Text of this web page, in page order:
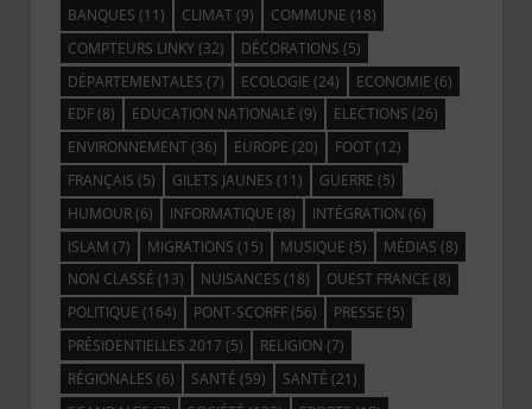
BANQUES (11) CLIMAT (9) COMMUNE (18)
COMPTEURS LINKY (32) DÉCORATIONS (5)
DÉPARTEMENTALES (7) ECOLOGIE (24) ECONOMIE (6)
EDF(8) EDUCATION NATIONALE (9) ELECTIONS (26)
ENVIRONNEMENT (36) EUROPE (20) FOOT (12)
FRANÇAIS (5) GILETS JAUNES (11) GUERRE (5)
HUMOUR(6) INFORMATIQUE (8) INTÉGRATION (6)
ISLAM (7) MIGRATIONS (15) MUSIQUE (5) MÉDIAS (8)
NON CLASSÉ (13) NUISANCES (18) OUEST FRANCE (8)
POLITIQUE (164) PONT-SCORFF(56) PRESSE (5)
PRÉSIDENTIELLES 2017 (5) RELIGION (7)
RÉGIONALES (6) SANTÉ (59) SANTÉ (21)